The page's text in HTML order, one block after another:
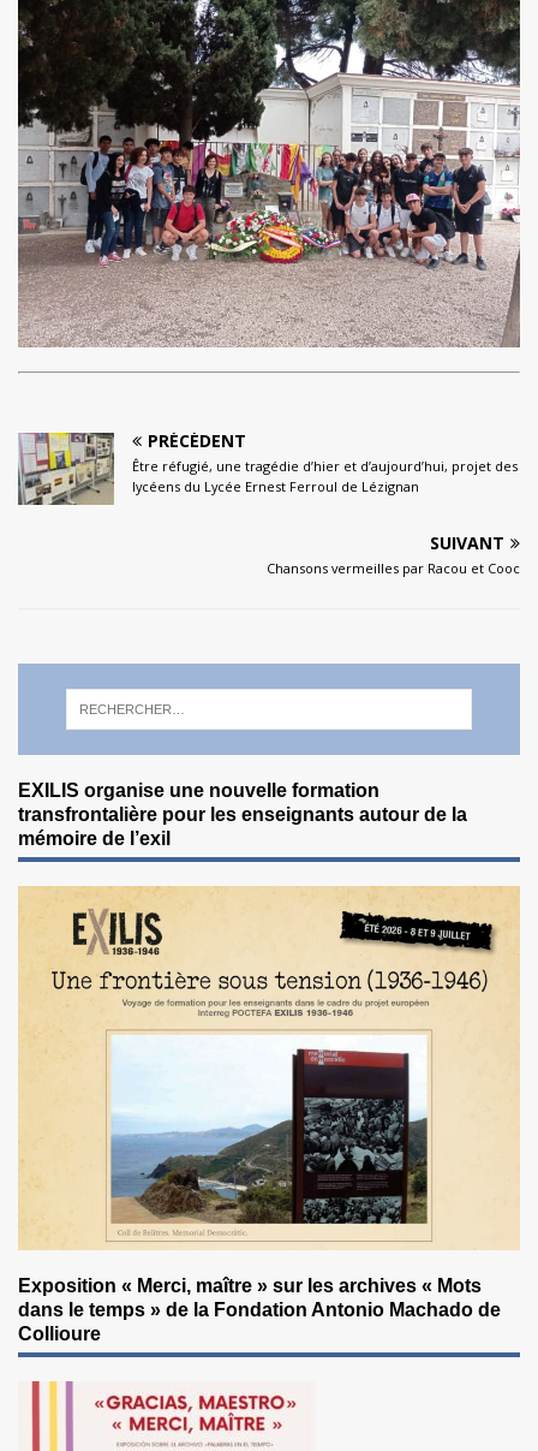
PRÉCÉDENT
Être réfugié, une tragédie d’hier et d’aujourd’hui, projet des
lycéens du Lycée Ernest Ferroul de Lézignan
SUIVANT
Chansons vermeilles par Racou et Cooc
EXILIS organise une nouvelle formation
transfrontalière pour les enseignants autour de la
mémoire de l’exil
Exposition « Merci, maître » sur les archives « Mots
dans le temps » de la Fondation Antonio Machado de
Collioure